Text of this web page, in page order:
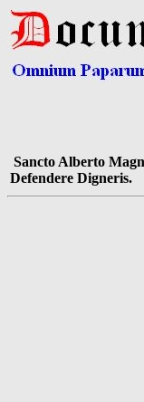
Sancto Alberto
Defendere Digneris.